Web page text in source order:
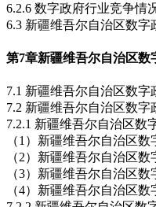
6.2.6 数字政府行业竞争情
6.3 新疆维吾尔自治区数
第7章新疆维吾尔自治区数
7.1 新疆维吾尔自治区数
7.2 新疆维吾尔自治区数
7.2.1 新疆维吾尔自治区数
（1）新疆维吾尔自治区
（2）新疆维吾尔自治区
（3）新疆维吾尔自治区
（4）新疆维吾尔自治区